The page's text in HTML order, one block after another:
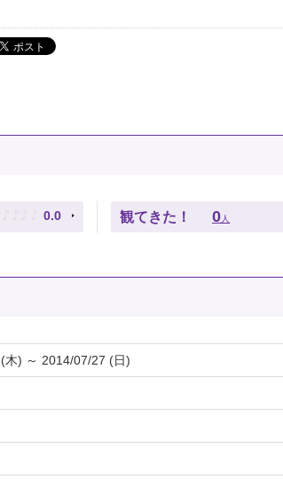
♪ ♪ ♪ ♪ 0.0 観てきた！ 0 人
木) ～ 2014/07/27 (日)